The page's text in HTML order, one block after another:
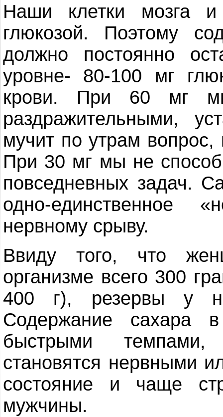
Наши клетки мозга и
глюкозой. Поэтому
должно постоянно
уровне- 80-100 мг
крови. При 60 мг
раздражительными,
мучит по утрам
При 30 мг мы не
повседневных задач.
одно-единственное
нервному срыву.
Ввиду того, что
организме всего 300
400 г), резервы у
Содержание сахара
быстрыми
становятся нервными
состояние и чаще
мужчины.